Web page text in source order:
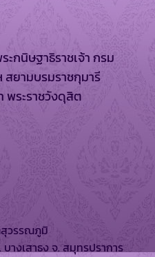
กนิษฐาธิราชเจ้า กรม
สยามบรมราชกุมารี
ระราชวังดุสิต
วรรณภูมิ
างเสาธง จ. สมุทรปราการ